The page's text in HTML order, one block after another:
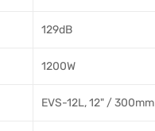
129dB
1200W
EVS-12L, 12" / 300mm